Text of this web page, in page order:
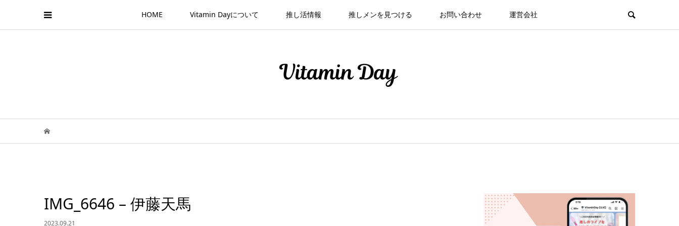
HOME Vitamin Dayについて 推し活情報 推しメンを見つける お問い合わせ 運営会社
IMG_6646 – 伊藤天馬
2023.09.21